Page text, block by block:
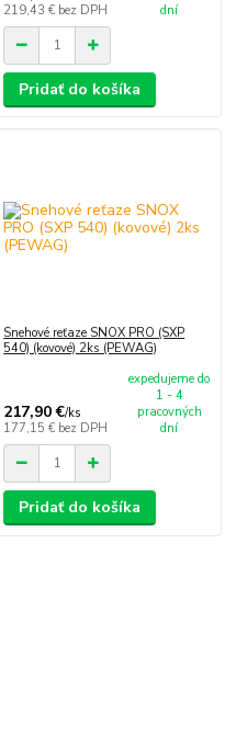
219,43 € bez DPH
dní
Pridať do košíka
Snehové reťaze SNOX PRO (SXP
540) (kovové) 2ks (PEWAG)
217,90 €/ks
177,15 € bez DPH
expedujeme do
1 - 4
pracovných
dní
Pridať do košíka